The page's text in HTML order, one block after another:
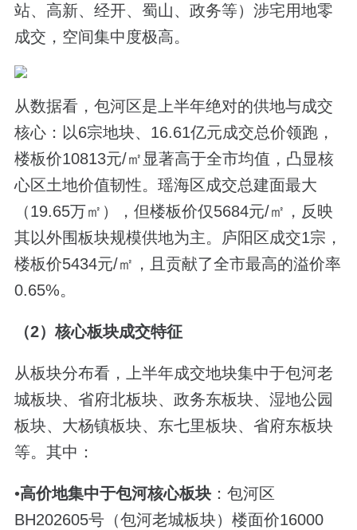
站、高新、经开、蜀山、政务等）涉宅用地零
成交，空间集中度极高。
从数据看，包河区是上半年绝对的供地与成交
核心：以6宗地块、16.61亿元成交总价领跑，
楼板价10813元/㎡显著高于全市均值，凸显核
心区土地价值韧性。瑶海区成交总建面最大
（19.65万㎡），但楼板价仅5684元/㎡，反映
其以外围板块规模供地为主。庐阳区成交1宗，
楼板价5434元/㎡，且贡献了全市最高的溢价率
0.65%。
（2）核心板块成交特征
从板块分布看，上半年成交地块集中于包河老
城板块、省府北板块、政务东板块、湿地公园
板块、大杨镇板块、东七里板块、省府东板块
等。其中：
•高价地集中于包河核心板块：包河区
BH202605号（包河老城板块）楼面价16000